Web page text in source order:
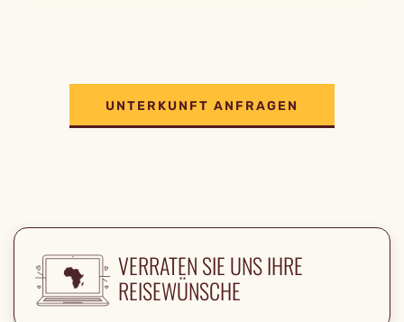
UNTERKUNFT ANFRAGEN
VERRATEN SIE UNS IHRE
REISEWÜNSCHE